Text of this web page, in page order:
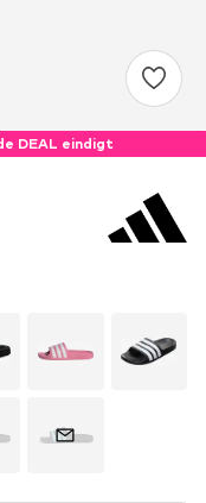
DEAL eindigt